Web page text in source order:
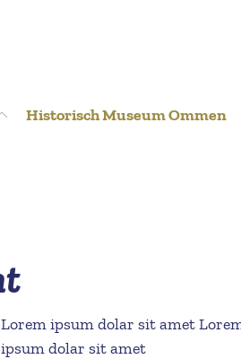
Historisch Museum Ommen
ipsum dolar sit amet
dolar sit amet